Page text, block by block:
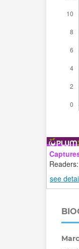
Readers:
see